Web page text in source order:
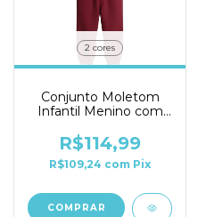
2 cores
Conjunto Moletom
Infantil Menino com
136477
R$114,99
R$109,24 com Pix
COMPRAR